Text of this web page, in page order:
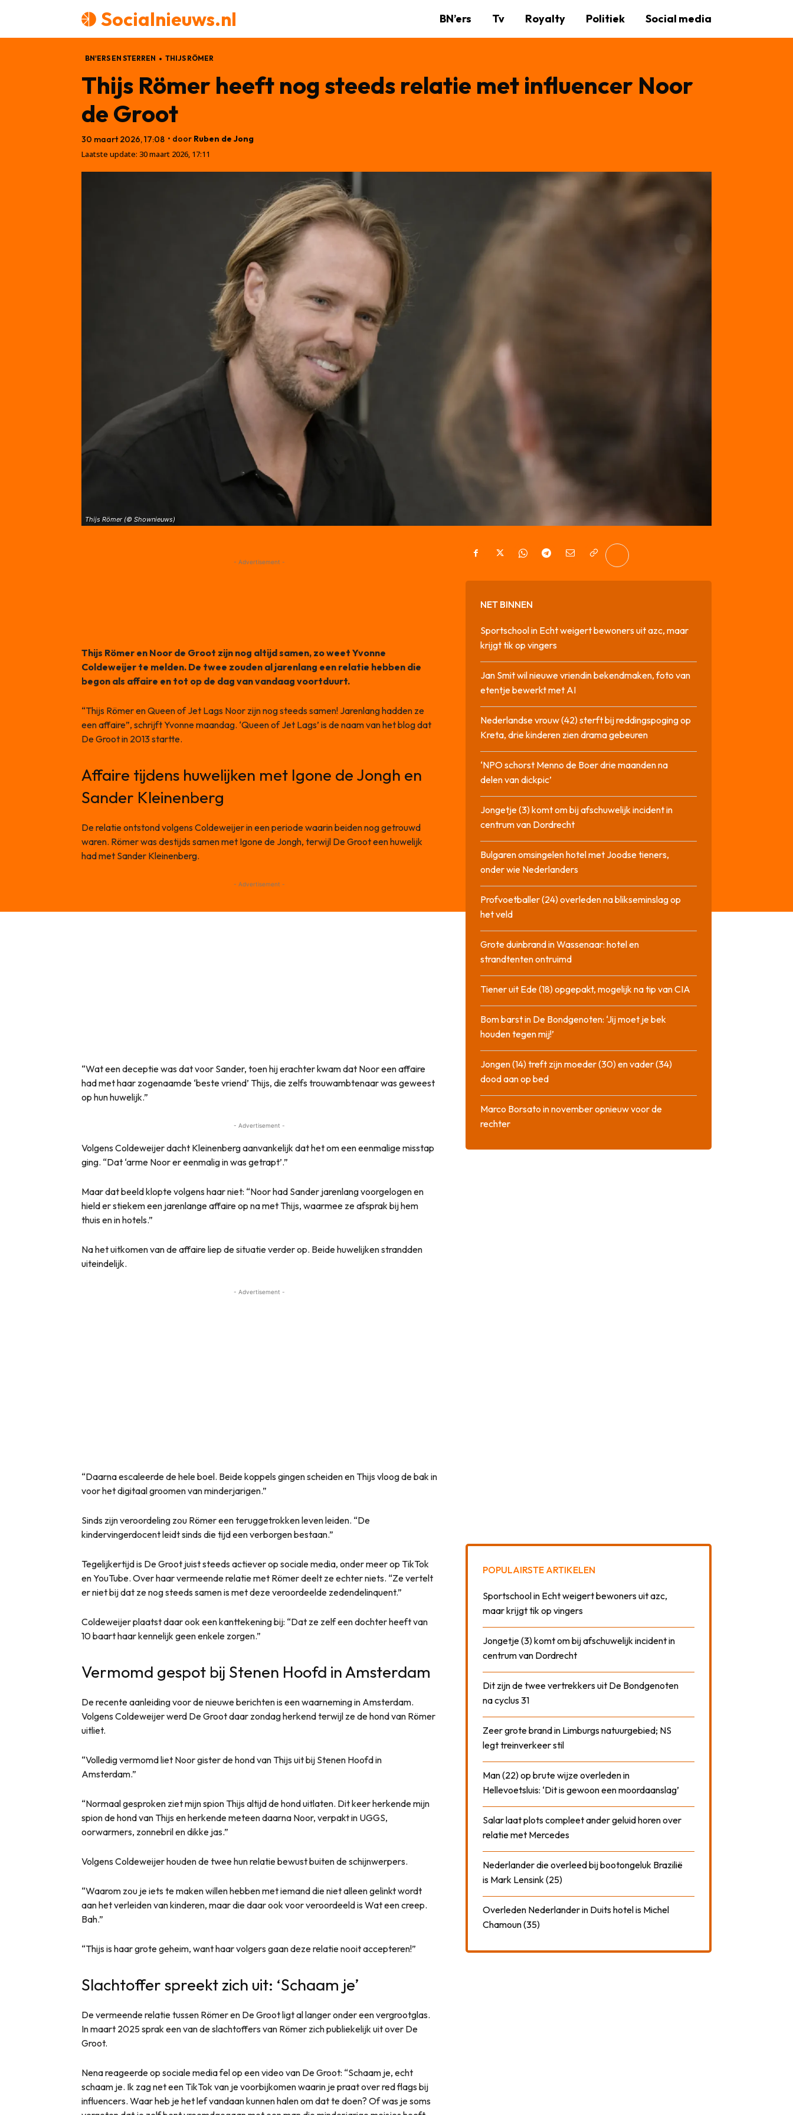
Socialnieuws.nl BN’ers Tv Royalty Politiek Social media
BN'ERS EN STERREN THIJS RÖMER
Thijs Römer heeft nog steeds relatie met influencer Noor
de Groot
30 maart 2026, 17:08 • door Ruben de Jong
Laatste update: 30 maart 2026, 17:11
Thijs Römer (© Shownieuws)
- Advertisement -
Thijs Römer en Noor de Groot zijn nog altijd samen, zo weet Yvonne
Coldeweijer te melden. De twee zouden al jarenlang een relatie hebben die
begon als affaire en tot op de dag van vandaag voortduurt.
“Thijs Römer en Queen of Jet Lags Noor zijn nog steeds samen! Jarenlang hadden ze
een affaire”, schrijft Yvonne maandag. ‘Queen of Jet Lags’ is de naam van het blog dat
De Groot in 2013 startte.
Affaire tijdens huwelijken met Igone de Jongh en
Sander Kleinenberg
De relatie ontstond volgens Coldeweijer in een periode waarin beiden nog getrouwd
waren. Römer was destijds samen met Igone de Jongh, terwijl De Groot een huwelijk
had met Sander Kleinenberg.
- Advertisement -
“Wat een deceptie was dat voor Sander, toen hij erachter kwam dat Noor een affaire
had met haar zogenaamde ‘beste vriend’ Thijs, die zelfs trouwambtenaar was geweest
op hun huwelijk.”
- Advertisement -
Volgens Coldeweijer dacht Kleinenberg aanvankelijk dat het om een eenmalige misstap
ging. “Dat ‘arme Noor er eenmalig in was getrapt’.”
Maar dat beeld klopte volgens haar niet: “Noor had Sander jarenlang voorgelogen en
hield er stiekem een jarenlange affaire op na met Thijs, waarmee ze afsprak bij hem
thuis en in hotels.”
Na het uitkomen van de affaire liep de situatie verder op. Beide huwelijken strandden
uiteindelijk.
- Advertisement -
“Daarna escaleerde de hele boel. Beide koppels gingen scheiden en Thijs vloog de bak in
voor het digitaal groomen van minderjarigen.”
Sinds zijn veroordeling zou Römer een teruggetrokken leven leiden. “De
kindervingerdocent leidt sinds die tijd een verborgen bestaan.”
Tegelijkertijd is De Groot juist steeds actiever op sociale media, onder meer op TikTok
en YouTube. Over haar vermeende relatie met Römer deelt ze echter niets. “Ze vertelt
er niet bij dat ze nog steeds samen is met deze veroordeelde zedendelinquent.”
Coldeweijer plaatst daar ook een kanttekening bij: “Dat ze zelf een dochter heeft van
10 baart haar kennelijk geen enkele zorgen.”
Vermomd gespot bij Stenen Hoofd in Amsterdam
De recente aanleiding voor de nieuwe berichten is een waarneming in Amsterdam.
Volgens Coldeweijer werd De Groot daar zondag herkend terwijl ze de hond van Römer
uitliet.
“Volledig vermomd liet Noor gister de hond van Thijs uit bij Stenen Hoofd in
Amsterdam.”
“Normaal gesproken ziet mijn spion Thijs altijd de hond uitlaten. Dit keer herkende mijn
spion de hond van Thijs en herkende meteen daarna Noor, verpakt in UGGS,
oorwarmers, zonnebril en dikke jas.”
Volgens Coldeweijer houden de twee hun relatie bewust buiten de schijnwerpers.
“Waarom zou je iets te maken willen hebben met iemand die niet alleen gelinkt wordt
aan het verleiden van kinderen, maar die daar ook voor veroordeeld is Wat een creep.
Bah.”
“Thijs is haar grote geheim, want haar volgers gaan deze relatie nooit accepteren!”
Slachtoffer spreekt zich uit: ‘Schaam je’
De vermeende relatie tussen Römer en De Groot ligt al langer onder een vergrootglas.
In maart 2025 sprak een van de slachtoffers van Römer zich publiekelijk uit over De
Groot.
Nena reageerde op sociale media fel op een video van De Groot: “Schaam je, echt
schaam je. Ik zag net een TikTok van je voorbijkomen waarin je praat over red flags bij
influencers. Waar heb je het lef vandaan kunnen halen om dat te doen? Of was je soms
NET BINNEN
Sportschool in Echt weigert bewoners uit azc, maar
krijgt tik op vingers
Jan Smit wil nieuwe vriendin bekendmaken, foto van
etentje bewerkt met AI
Nederlandse vrouw (42) sterft bij reddingspoging op
Kreta, drie kinderen zien drama gebeuren
‘NPO schorst Menno de Boer drie maanden na
delen van dickpic’
Jongetje (3) komt om bij afschuwelijk incident in
centrum van Dordrecht
Bulgaren omsingelen hotel met Joodse tieners,
onder wie Nederlanders
Profvoetballer (24) overleden na blikseminslag op
het veld
Grote duinbrand in Wassenaar: hotel en
strandtenten ontruimd
Tiener uit Ede (18) opgepakt, mogelijk na tip van CIA
Bom barst in De Bondgenoten: ‘Jij moet je bek
houden tegen mij!’
Jongen (14) treft zijn moeder (30) en vader (34)
dood aan op bed
Marco Borsato in november opnieuw voor de
rechter
POPULAIRSTE ARTIKELEN
Sportschool in Echt weigert bewoners uit azc,
maar krijgt tik op vingers
Jongetje (3) komt om bij afschuwelijk incident in
centrum van Dordrecht
Dit zijn de twee vertrekkers uit De Bondgenoten
na cyclus 31
Zeer grote brand in Limburgs natuurgebied; NS
legt treinverkeer stil
Man (22) op brute wijze overleden in
Hellevoetsluis: ‘Dit is gewoon een moordaanslag’
Salar laat plots compleet ander geluid horen over
relatie met Mercedes
Nederlander die overleed bij bootongeluk Brazilië
is Mark Lensink (25)
Overleden Nederlander in Duits hotel is Michel
Chamoun (35)